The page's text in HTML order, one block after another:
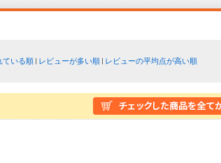
ている順 レビューが多い順
レビューの平均点が高い順